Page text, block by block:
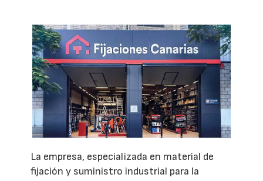
La empresa, especializada en material de
fijación y suministro industrial para la